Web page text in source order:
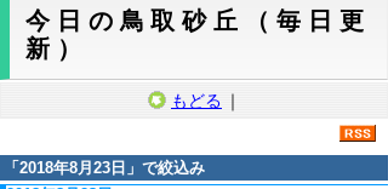
今日の鳥取砂丘（毎日更
新）
もどる ｜
「 2018年8月23日 」で絞込み